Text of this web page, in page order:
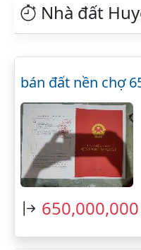
Nhà đất
bán đất nền chợ
650,000,000